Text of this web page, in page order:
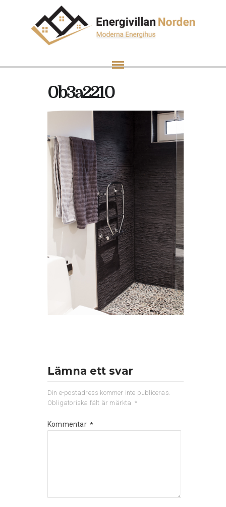
0b3a2210
Lämna ett svar
Din e-postadress kommer inte publiceras.
Obligatoriska fält är märkta *
Kommentar *